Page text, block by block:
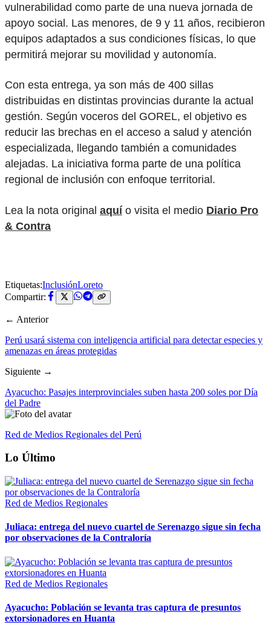
vulnerabilidad como parte de una nueva jornada de
apoyo social. Las menores, de 9 y 11 años, recibieron
equipos adaptados a sus condiciones físicas, lo que
permitirá mejorar su movilidad y autonomía.
Con esta entrega, ya son más de 400 sillas
distribuidas en distintas provincias durante la actual
gestión. Según voceros del GOREL, el objetivo es
reducir las brechas en el acceso a salud y atención
especializada, llegando también a comunidades
alejadas. La iniciativa forma parte de una política
regional de inclusión con enfoque territorial.
Lea la nota original aquí o visita el medio Diario Pro
& Contra
Etiquetas:InclusiónLoreto
Compartir:
← Anterior
Perú usará sistema con inteligencia artificial para detectar especies y
amenazas en áreas protegidas
Siguiente →
Ayacucho: Pasajes interprovinciales suben hasta 200 soles por Día
del Padre
Red de Medios Regionales del Perú
Lo Último
Red de Medios Regionales
Juliaca: entrega del nuevo cuartel de Serenazgo sigue sin fecha
por observaciones de la Contraloría
Red de Medios Regionales
Ayacucho: Población se levanta tras captura de presuntos
extorsionadores en Huanta